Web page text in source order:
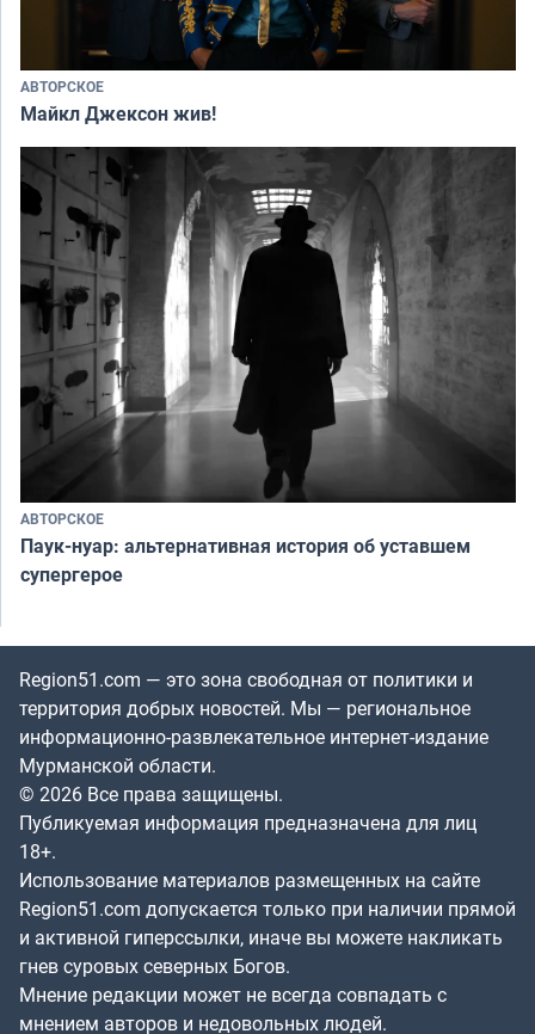
АВТОРСКОЕ
Майкл Джексон жив!
АВТОРСКОЕ
Паук-нуар: альтернативная история об уставшем
супергерое
Region51.com — это зона свободная от политики и
территория добрых новостей. Мы — региональное
информационно-развлекательное интернет-издание
Мурманской области.
© 2026 Все права защищены.
Публикуемая информация предназначена для лиц
18+.
Использование материалов размещенных на сайте
Region51.com допускается только при наличии прямой
и активной гиперссылки, иначе вы можете накликать
гнев суровых северных Богов.
Мнение редакции может не всегда совпадать с
мнением авторов и недовольных людей.